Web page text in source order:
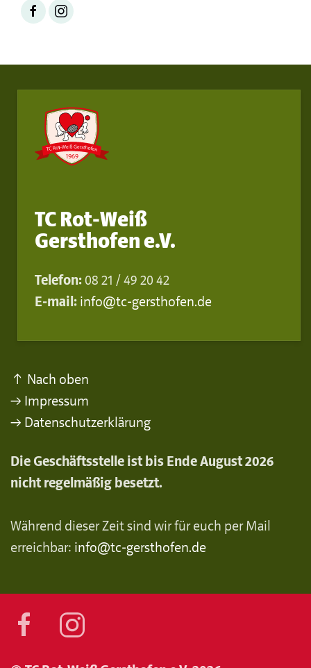
TC Rot-Weiß
Gersthofen e.V.
Telefon: 08 21 / 49 20 42
E-mail: info@tc-gersthofen.de
↑ Nach oben
→ Impressum
→ Datenschutzerklärung
Die Geschäftsstelle ist bis Ende August 2026
nicht regelmäßig besetzt.
Während dieser Zeit sind wir für euch per Mail
erreichbar: info@tc-gersthofen.de